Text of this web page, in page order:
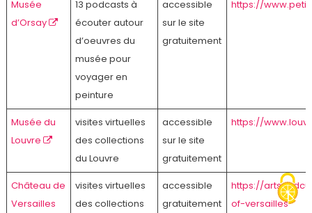
Musée
d’Orsay
13 podcasts à
écouter autour
d’oeuvres du
musée pour
voyager en
peinture
accessible
sur le site
gratuitement
https://
Musée du
Louvre
visites virtuelles
des collections
du Louvre
accessible
sur le site
gratuitement
https://
Château de
Versailles
visites virtuelles
des collections
accessible
gratuitement
https://
of-versailles